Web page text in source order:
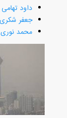
داود تهامی:
جعفر شکری:
محمد نوری: